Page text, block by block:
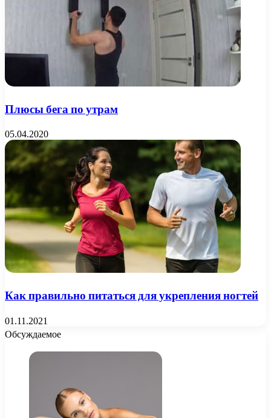
Плюсы бега по утрам
05.04.2020
Как правильно питаться для укрепления ногтей
01.11.2021
Обсуждаемое